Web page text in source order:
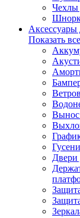
Чехлы
Аксессуары
Показать
Вынос
Двери